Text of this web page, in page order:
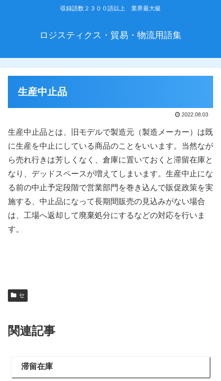
収録語数２３００語以上 業界最大級
ロジスティクス・貿易・物流用語集
生産中止品
2022.08.03
生産中止品とは、旧モデルで製造元（製造メーカー）は既
に生産を中止にしている商品のことをいいます。当然なが
ら売れ行きは芳しくなく、倉庫に置いておくと滞留在庫と
なり、デッドスペースが増えてしまいます。生産中止にな
る前の中止予定段階で営業部門を巻き込んで販促政策を実
施する、中止品になって長期間販売の見込みがない場合
は、工場へ返却して廃棄処分にするなどの対応を行いま
す。
セ
関連記事
滞留在庫